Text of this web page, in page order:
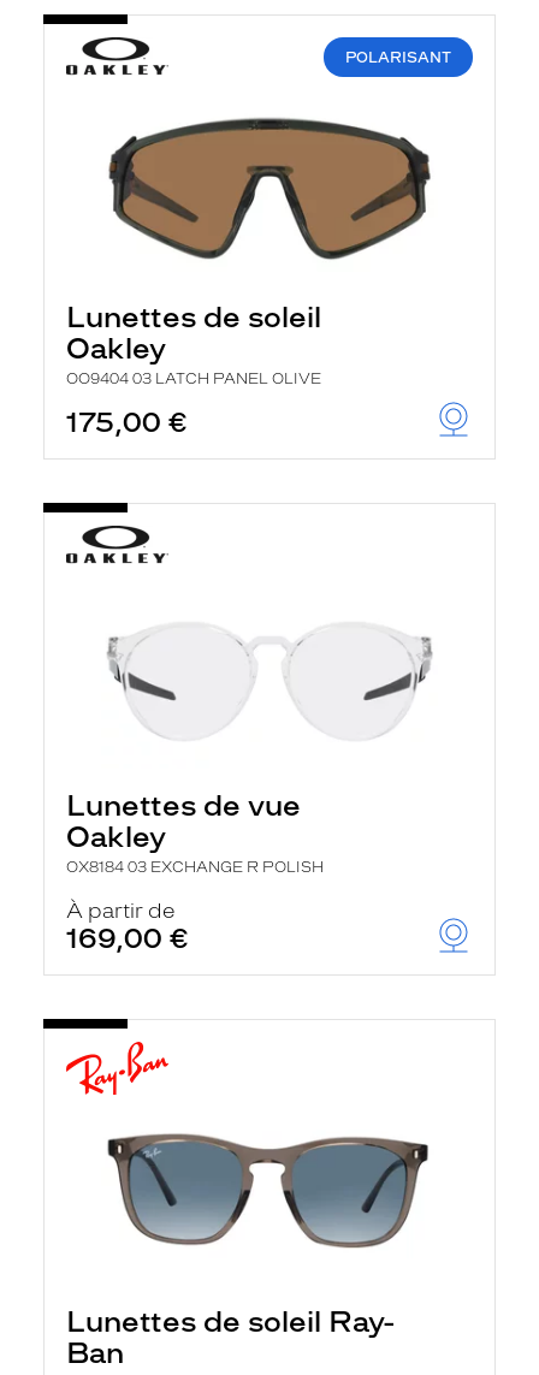
POLARISANT
Lunettes de soleil
Oakley
OO9404 03 LATCH PANEL OLIVE
175,00 €
Lunettes de vue
Oakley
OX8184 03 EXCHANGE R POLISH
À partir de
169,00 €
Lunettes de soleil Ray-
Ban